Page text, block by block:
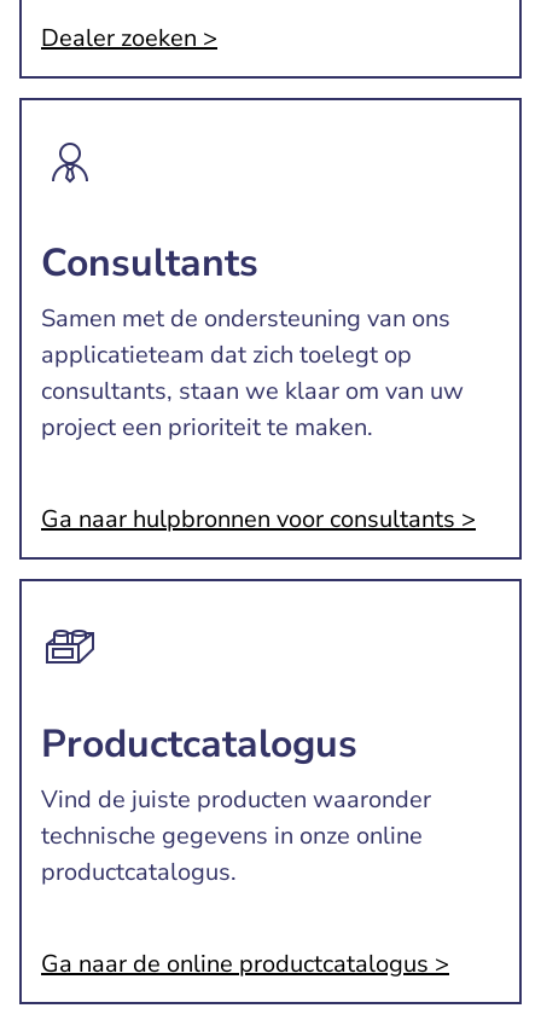
Dealer zoeken >
Consultants
Samen met de ondersteuning van ons
applicatieteam dat zich toelegt op
consultants, staan ​​we klaar om van uw
project een prioriteit te maken.
Ga naar hulpbronnen voor consultants >
Productcatalogus
Vind de juiste producten waaronder
technische gegevens in onze online
productcatalogus.
Ga naar de online productcatalogus >